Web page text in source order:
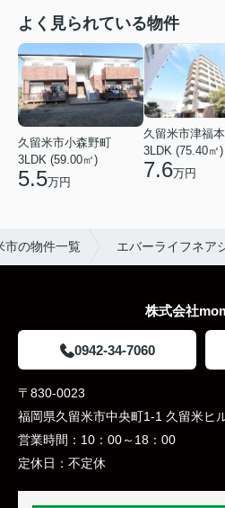
よく見られている物件
久留米市小森野町
3LDK (59.00㎡)
5.5万円
久留米市津福
3LDK (75.40㎡)
7.6万円
市の物件一覧 エバーライフネア
株式会社
0942-34-7060
〒830-0023
福岡県久留米市中央町1-1 久留米ヒ
営業時間： 10：00～18：00
定休日： 不定休